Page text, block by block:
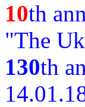
10th
"The
130th